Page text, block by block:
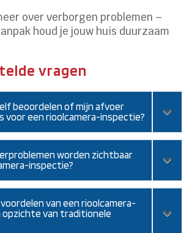
over verborgen problemen –
houd je jouw huis duurzaam
vragen
beoordelen of mijn afvoer
voor een rioolcamera-inspectie?
worden zichtbaar
inspectie?
van een rioolcamera-
van traditionele